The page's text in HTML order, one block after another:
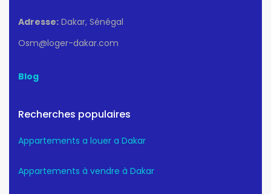
Adresse: Dakar, Sénégal
Osm@loger-dakar.com
Blog
Recherches populaires
Appartements a louer a Dakar
Appartements à vendre à Dakar